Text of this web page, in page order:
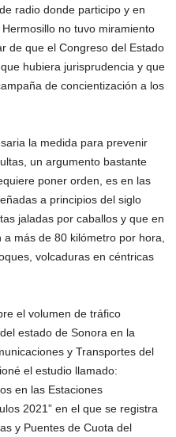
radio donde participo y en
no tuvo miramiento
de que el Congreso del Estado
hubiera jurisprudencia y que
de concientización a los
la medida para prevenir
un argumento bastante
poner orden, es en las
a principios del siglo
jaladas por caballos y que en
más de 80 kilómetro por hora,
volcaduras en céntricas
el volumen de tráfico
estado de Sonora en la
y Transportes del
el estudio llamado:
en las Estaciones
2021” en el que se registra
y Puentes de Cuota del